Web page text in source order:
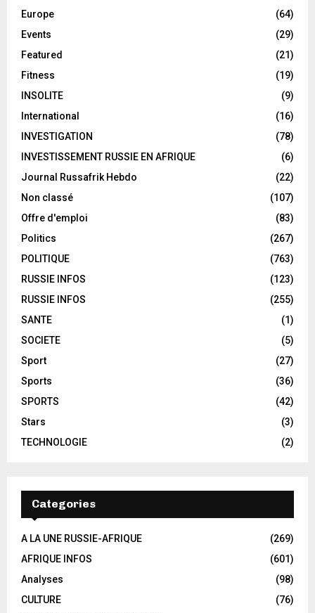
Europe
(64)
Events
(29)
Featured
(21)
Fitness
(19)
INSOLITE
(9)
International
(16)
INVESTIGATION
(78)
INVESTISSEMENT RUSSIE EN AFRIQUE
(6)
Journal Russafrik Hebdo
(22)
Non classé
(107)
Offre d'emploi
(83)
Politics
(267)
POLITIQUE
(763)
RUSSIE INFOS
(123)
RUSSIE INFOS
(255)
SANTE
(1)
SOCIETE
(5)
Sport
(27)
Sports
(36)
SPORTS
(42)
Stars
(3)
TECHNOLOGIE
(2)
Categories
A LA UNE RUSSIE-AFRIQUE
(269)
AFRIQUE INFOS
(601)
Analyses
(98)
CULTURE
(76)